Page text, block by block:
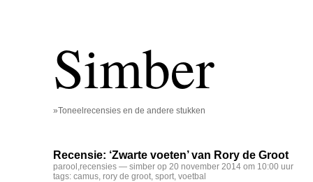
Simber
»Toneelrecensies en de andere stukken
Recensie: ‘Zwarte voeten’ van Rory de Groot
parool ,recensies — simber op 20 november 2014 om 10:00 uur
tags: camus, rory de groot, sport, voetbal